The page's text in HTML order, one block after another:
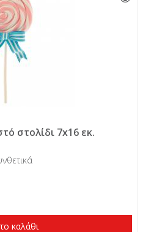
στολίδι 7x16 εκ.
καλάθι